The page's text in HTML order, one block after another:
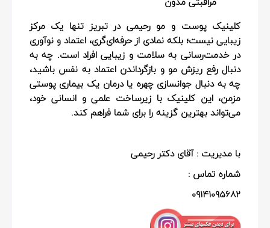
کلینیک پوست و مو رحیمی در تبریز تنها یک مرکز
زیبایی نیست؛ بلکه نمادی از حرفه‌ای‌گری، اعتماد و نوآوری
در خدمت‌رسانی به سلامت و زیبایی افراد است. چه به
دنبال رفع ریزش مو و بازگرداندن اعتماد به‌ نفس باشید،
چه به دنبال جوانسازی چهره یا درمان یک بیماری پوستی
مزمن، این کلینیک با زیرساخت علمی و انسانی خود،
می‌تواند بهترین گزینه را برای شما فراهم کند.
با مدیریت : آقای دکتر رحیمی
شماره تماس :
09141095682